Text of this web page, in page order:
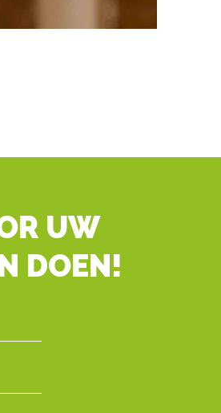
UW
DOEN!